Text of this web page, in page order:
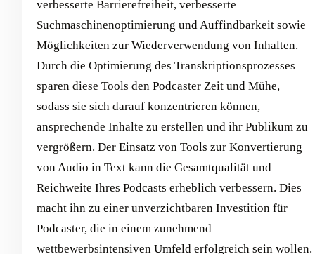
verbesserte Barrierefreiheit, verbesserte
Suchmaschinenoptimierung und Auffindbarkeit sowie
Möglichkeiten zur Wiederverwendung von Inhalten.
Durch die Optimierung des Transkriptionsprozesses
sparen diese Tools den Podcaster Zeit und Mühe,
sodass sie sich darauf konzentrieren können,
ansprechende Inhalte zu erstellen und ihr Publikum zu
vergrößern. Der Einsatz von Tools zur Konvertierung
von Audio in Text kann die Gesamtqualität und
Reichweite Ihres Podcasts erheblich verbessern. Dies
macht ihn zu einer unverzichtbaren Investition für
Podcaster, die in einem zunehmend
wettbewerbsintensiven Umfeld erfolgreich sein wollen.